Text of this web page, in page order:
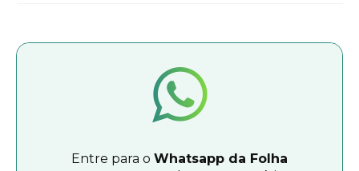
Entre para o Whatsapp da Folha